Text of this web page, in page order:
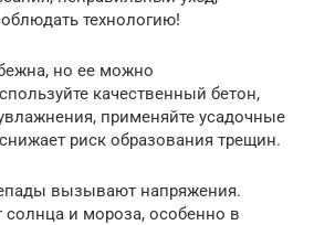
технологию!
но ее можно
качественный бетон,
применяйте усадочные
риск образования трещин.
вызывают напряжения.
и мороза, особенно в